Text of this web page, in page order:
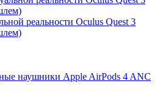
реальности Oculus Quest 3